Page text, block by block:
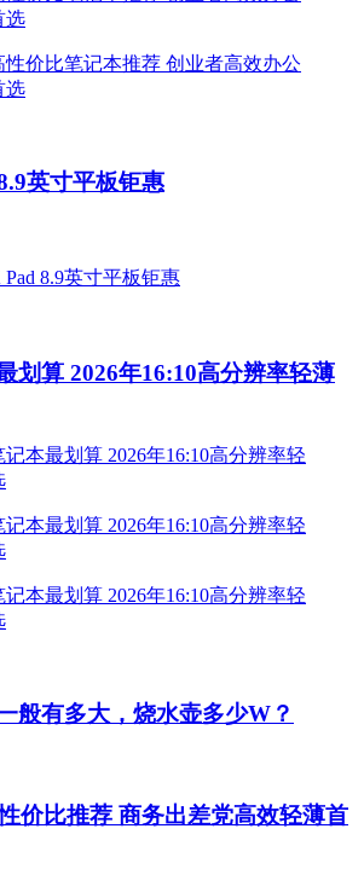
英寸平板钜惠
划算 2026年16:10高分辨率轻薄
般有多大，烧水壶多少W？
价比推荐 商务出差党高效轻薄首